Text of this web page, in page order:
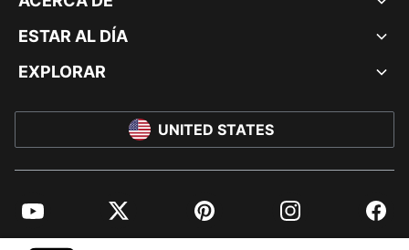
ESTAR AL DÍA
EXPLORAR
UNITED STATES
YouTube Twitter Pinterest Instagram